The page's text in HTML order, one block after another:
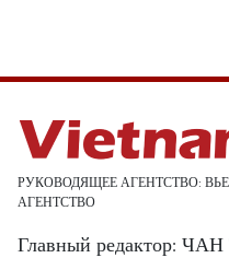
РУКОВОДЯЩЕЕ АГЕНТСТВО:
АГЕНТСТВО
Главный редактор: